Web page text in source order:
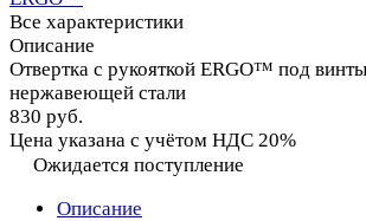
Все характеристики
Описание
Отвертка с рукояткой ERGO™ под
нержавеющей стали
830 руб.
Цена указана с учётом НДС 20%
Ожидается поступление
Описание